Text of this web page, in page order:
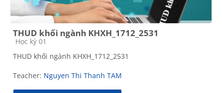
THUD khối ngành KHXH_1712_2531
Course category
Học kỳ 01
THUD khối ngành KHXH_1712_2531
Teacher: Nguyen Thi Thanh TAM